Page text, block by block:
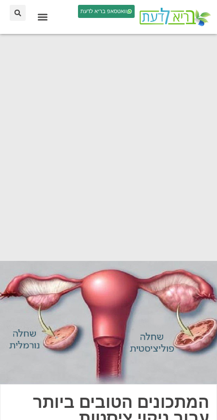
וואטסאפ בריא לדעת
המתכונים הטובים ביותר